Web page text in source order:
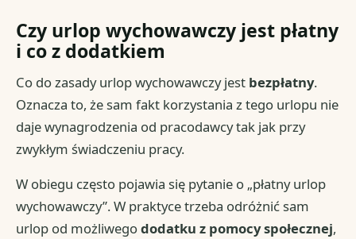
Czy urlop wychowawczy jest płatny
i co z dodatkiem
Co do zasady urlop wychowawczy jest bezpłatny.
Oznacza to, że sam fakt korzystania z tego urlopu nie
daje wynagrodzenia od pracodawcy tak jak przy
zwykłym świadczeniu pracy.
W obiegu często pojawia się pytanie o „płatny urlop
wychowawczy”. W praktyce trzeba odróżnić sam
urlop od możliwegododatku z pomocy społecznej,